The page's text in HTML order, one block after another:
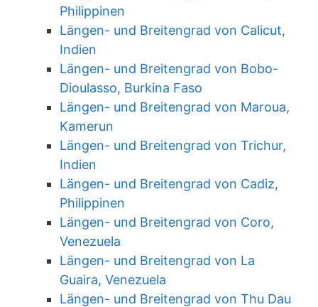
Philippinen
Längen- und Breitengrad von Calicut,
Indien
Längen- und Breitengrad von Bobo-
Dioulasso, Burkina Faso
Längen- und Breitengrad von Maroua,
Kamerun
Längen- und Breitengrad von Trichur,
Indien
Längen- und Breitengrad von Cadiz,
Philippinen
Längen- und Breitengrad von Coro,
Venezuela
Längen- und Breitengrad von La
Guaira, Venezuela
Längen- und Breitengrad von Thu Dau